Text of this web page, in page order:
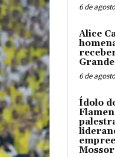
6 de
Alice
6 de
Ídolo